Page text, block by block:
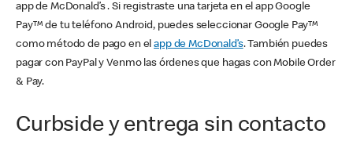
app de McDonald’s . Si registraste una tarjeta en el app Google
Pay™ de tu teléfono Android, puedes seleccionar Google Pay™
como método de pago en elapp de McDonald’s. También puedes
pagar con PayPal y Venmo las órdenes que hagas con Mobile Order
& Pay.
Curbside y entrega sin contacto